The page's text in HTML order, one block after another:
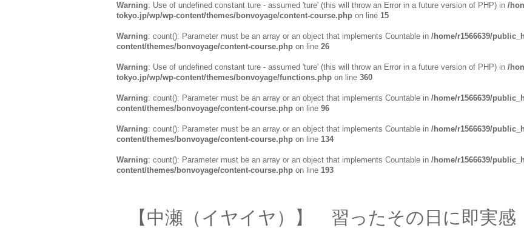
Warning: Use of undefined constant ture - assumed 'ture' (this will throw an Error in a future version of PHP) in /
tokyo.jp/wp/wp-content/themes/bonvoyage/content-course.php on line 15
Warning: count(): Parameter must be an array or an object that implements Countable in /home/r1566639/
content/themes/bonvoyage/content-course.php on line 26
Warning: Use of undefined constant ture - assumed 'ture' (this will throw an Error in a future version of PHP) in /
tokyo.jp/wp/wp-content/themes/bonvoyage/functions.php on line 360
Warning: count(): Parameter must be an array or an object that implements Countable in /home/r1566639/
content/themes/bonvoyage/content-course.php on line 96
Warning: count(): Parameter must be an array or an object that implements Countable in /home/r1566639/
content/themes/bonvoyage/content-course.php on line 134
Warning: count(): Parameter must be an array or an object that implements Countable in /home/r1566639/
content/themes/bonvoyage/content-course.php on line 193
【中瀬（イヤイヤ）】 習ったその日に即実感